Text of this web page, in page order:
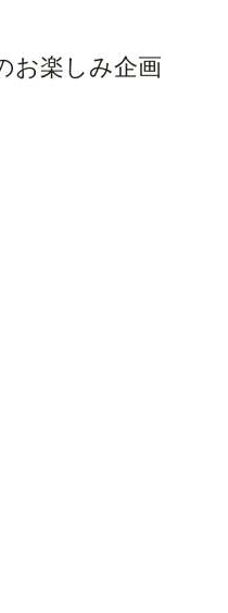
お楽しみ企画